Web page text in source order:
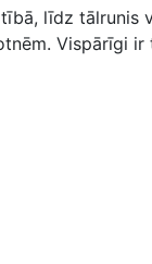
līdz tālrunis
Vispārīgi